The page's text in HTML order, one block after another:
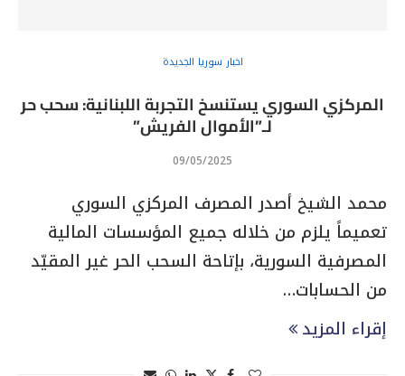
اخبار سوريا الجديدة
المركزي السوري يستنسخ التجربة اللبنانية: سحب حر
لـ”الأموال الفريش”
09/05/2025
محمد الشيخ أصدر المصرف المركزي السوري
تعميماً يلزم من خلاله جميع المؤسسات المالية
المصرفية السورية، بإتاحة السحب الحر غير المقيّد
من الحسابات…
إقراء المزيد